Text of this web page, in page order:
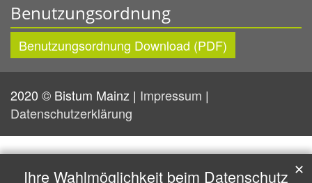
Benutzungsordnung
Benutzungsordnung Download (PDF)
2020 © Bistum Mainz | Impressum |
Datenschutzerklärung
Ihre Wahlmöglichkeit beim Datenschutz ✕